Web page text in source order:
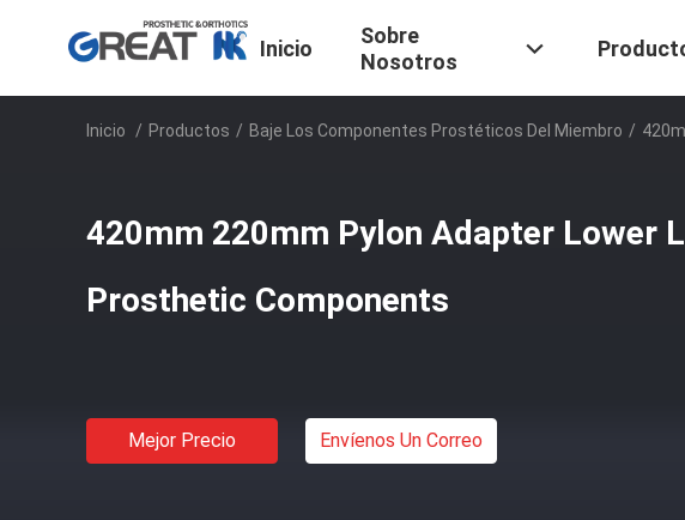
Inicio
Sobre
Nosotros
Inicio / Productos / Baje Los Componentes Prostéticos Del Miembro /
420mm 220mm Pylon Adapter Lower
Prosthetic Components
Mejor Precio Envíenos Un Correo